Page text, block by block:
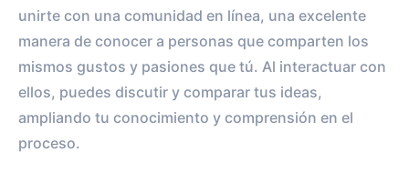
unirte con una comunidad en línea, una excelente
manera de conocer a personas que comparten los
mismos gustos y pasiones que tú. Al interactuar con
ellos, puedes discutir y comparar tus ideas,
ampliando tu conocimiento y comprensión en el
proceso.